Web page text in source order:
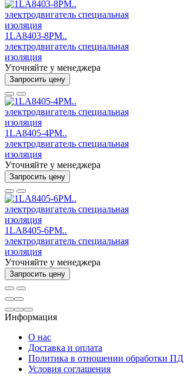
1LA8403-8PM..
электродвигатель специальная
изоляция
Уточняйте у менеджера
Запросить цену
1LA8405-4PM..
электродвигатель специальная
изоляция
Уточняйте у менеджера
Запросить цену
1LA8405-6PM..
электродвигатель специальная
изоляция
Уточняйте у менеджера
Запросить цену
Информация
О нас
Доставка и оплата
Политика в отношении обработки ПД
Условия соглашения